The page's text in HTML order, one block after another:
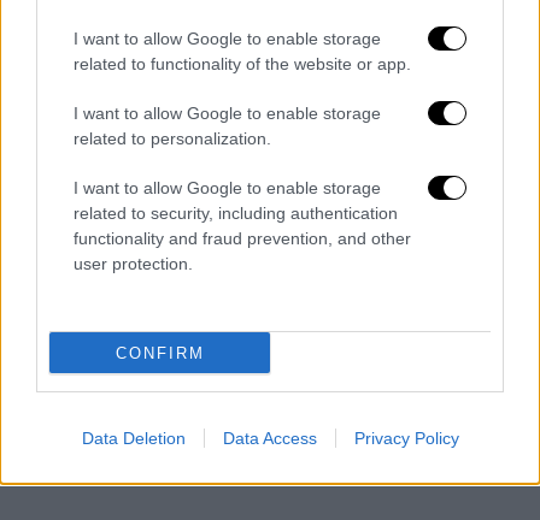
I want to allow Google to enable storage
related to functionality of the website or app.
I want to allow Google to enable storage
related to personalization.
I want to allow Google to enable storage
related to security, including authentication
functionality and fraud prevention, and other
user protection.
CONFIRM
Data Deletion Data Access Privacy Policy
ΑΣΕΠ
προσλήψεις
προκήρυξη
Περιφέρεια Αττικής
υπουργείο Εσωτερικών